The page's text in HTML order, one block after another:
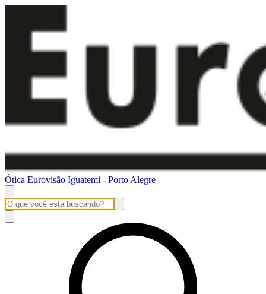
Ótica Eurovisão Iguatemi - Porto Alegre